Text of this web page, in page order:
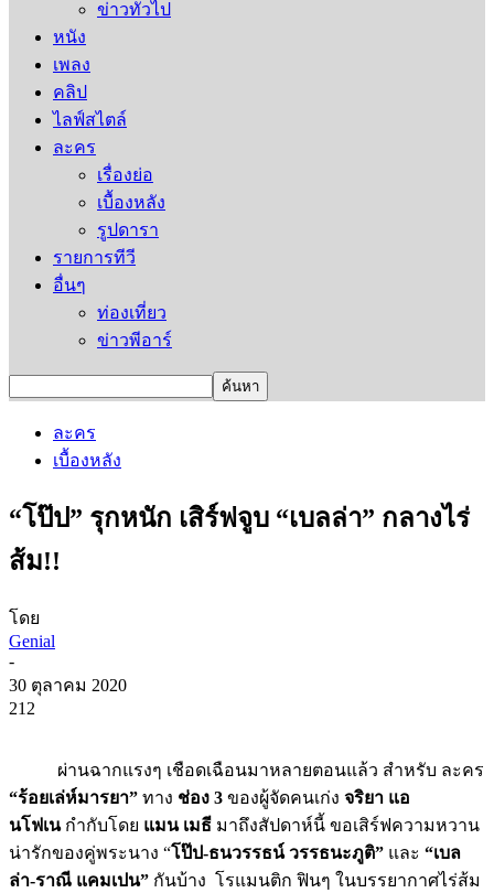
ข่าวทั่วไป
หนัง
เพลง
คลิป
ไลฟ์สไตล์
ละคร
เรื่องย่อ
เบื้องหลัง
รูปดารา
รายการทีวี
อื่นๆ
ท่องเที่ยว
ข่าวพีอาร์
ละคร
เบื้องหลัง
“โป๊ป” รุกหนัก เสิร์ฟจูบ “เบลล่า” กลางไร่
ส้ม!!
โดย
Genial
-
30 ตุลาคม 2020
212
ผ่านฉากแรงๆ เชือดเฉือนมาหลายตอนแล้ว สำหรับ ละคร
“ร้อยเล่ห์มารยา” ทาง ช่อง 3 ของผู้จัดคนเก่ง จริยา แอ
นโฟเนกำกับโดย แมน เมธี มาถึงสัปดาห์นี้ ขอเสิร์ฟความหวาน
น่ารักของคู่พระนาง “โป๊ป-ธนวรรธน์ วรรธนะภูติ” และ “เบล
ล่า-ราณี แคมเปน” กันบ้าง โรแมนติก ฟินๆ ในบรรยากาศไร่ส้ม